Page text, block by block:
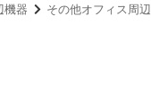
機器 その他オフィス周辺